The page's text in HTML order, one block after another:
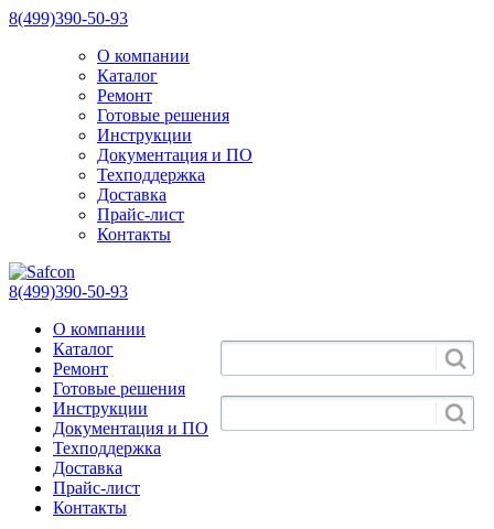
8(499)390-50-93
О компании
Каталог
Ремонт
Готовые решения
Инструкции
Документация и ПО
Техподдержка
Доставка
Прайс-лист
Контакты
8(499)390-50-93
О компании
Каталог
Ремонт
Готовые решения
Инструкции
Документация и ПО
Техподдержка
Доставка
Прайс-лист
Контакты